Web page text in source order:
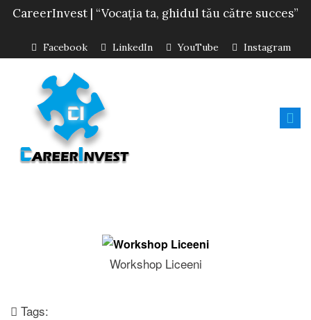
CareerInvest | “Vocația ta, ghidul tău către succes”
Facebook LinkedIn YouTube Instagram
Workshop Liceeni
Tags: